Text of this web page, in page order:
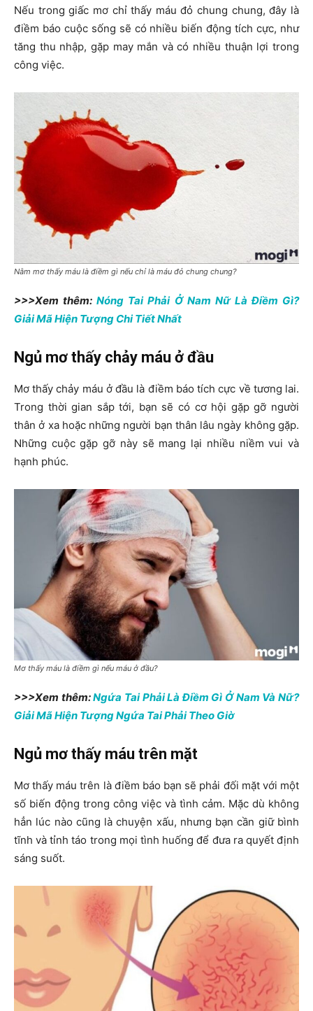
Nếu trong giấc mơ chỉ thấy máu đỏ chung chung, đây là
điềm báo cuộc sống sẽ có nhiều biến động tích cực, như
tăng thu nhập, gặp may mắn và có nhiều thuận lợi trong
công việc.
Nằm mơ thấy máu là điềm gì nếu chỉ là máu đỏ chung chung?
>>>Xem thêm:Nóng Tai Phải Ở Nam Nữ Là Điềm Gì?
Giải Mã Hiện Tượng Chi Tiết Nhất
Ngủ mơ thấy chảy máu ở đầu
Mơ thấy chảy máu ở đầu là điềm báo tích cực về tương lai.
Trong thời gian sắp tới, bạn sẽ có cơ hội gặp gỡ người
thân ở xa hoặc những người bạn thân lâu ngày không gặp.
Những cuộc gặp gỡ này sẽ mang lại nhiều niềm vui và
hạnh phúc.
Mơ thấy máu là điềm gì nếu máu ở đầu?
>>>Xem thêm:Ngứa Tai Phải Là Điềm Gì Ở Nam Và Nữ?
Giải Mã Hiện Tượng Ngứa Tai Phải Theo Giờ
Ngủ mơ thấy máu trên mặt
Mơ thấy máu trên là điềm báo bạn sẽ phải đối mặt với một
số biến động trong công việc và tình cảm. Mặc dù không
hẳn lúc nào cũng là chuyện xấu, nhưng bạn cần giữ bình
tĩnh và tỉnh táo trong mọi tình huống để đưa ra quyết định
sáng suốt.